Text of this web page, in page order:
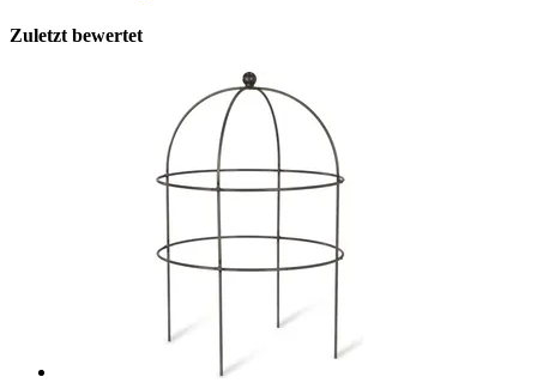
Zuletzt bewertet